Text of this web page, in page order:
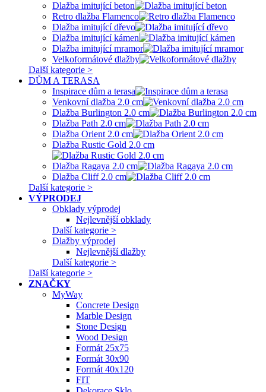
Dlažba imitující beton
Retro dlažba Flamenco
Dlažba imitující dřevo
Dlažba imitující kámen
Dlažba imitující mramor
Velkoformátové dlažby
Další kategorie >
DŮM A TERASA
Inspirace dům a terasa
Venkovní dlažba 2.0 cm
Dlažba Burlington 2.0 cm
Dlažba Path 2.0 cm
Dlažba Orient 2.0 cm
Dlažba Rustic Gold 2.0 cm
Dlažba Ragaya 2.0 cm
Dlažba Cliff 2.0 cm
Další kategorie >
VÝPRODEJ
Obklady výprodej
Nejlevnější obklady
Další kategorie >
Dlažby výprodej
Nejlevnější dlažby
Další kategorie >
Další kategorie >
ZNAČKY
MyWay
Concrete Design
Marble Design
Stone Design
Wood Design
Formát 25x75
Formát 30x90
Formát 40x120
FIT